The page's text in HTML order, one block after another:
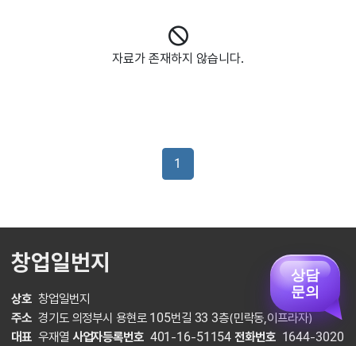
자료가 존재하지 않습니다.
1
창업일번지
상호 창업일번지
주소 경기도 의정부시 용현로 105번길 33 3층(민락동,이프라자)
대표 우재열 사업자등록번호 401-16-51154 전화번호 1644-3020
상담
문의